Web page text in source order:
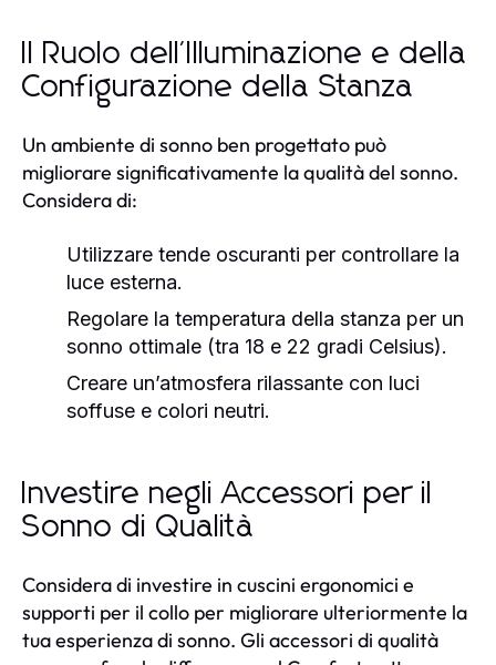
Il Ruolo dell'Illuminazione e della
Configurazione della Stanza
Un ambiente di sonno ben progettato può
migliorare significativamente la qualità del sonno.
Considera di:
Utilizzare tende oscuranti per controllare la
luce esterna.
Regolare la temperatura della stanza per un
sonno ottimale (tra 18 e 22 gradi Celsius).
Creare un’atmosfera rilassante con luci
soffuse e colori neutri.
Investire negli Accessori per il
Sonno di Qualità
Considera di investire in cuscini ergonomici e
supporti per il collo per migliorare ulteriormente la
tua esperienza di sonno. Gli accessori di qualità